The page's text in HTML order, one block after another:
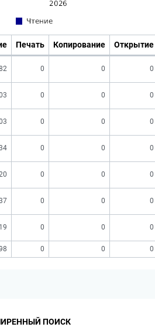
Печать Копирование Открытие
0 0 0
0 0 0
0 0 0
0 0 0
0 0 0
0 0 0
19 0 0 0
0 0 0
ПОИСК